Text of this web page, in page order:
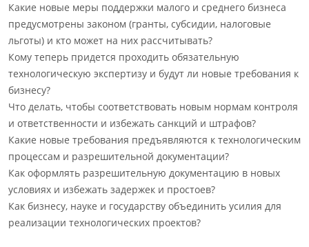
Какие новые меры поддержки малого и среднего бизнеса
предусмотрены законом (гранты, субсидии, налоговые
льготы) и кто может на них рассчитывать?
Кому теперь придется проходить обязательную
технологическую экспертизу и будут ли новые требования к
бизнесу?
Что делать, чтобы соответствовать новым нормам контроля
и ответственности и избежать санкций и штрафов?
Какие новые требования предъявляются к технологическим
процессам и разрешительной документации?
Как оформлять разрешительную документацию в новых
условиях и избежать задержек и простоев?
Как бизнесу, науке и государству объединить усилия для
реализации технологических проектов?